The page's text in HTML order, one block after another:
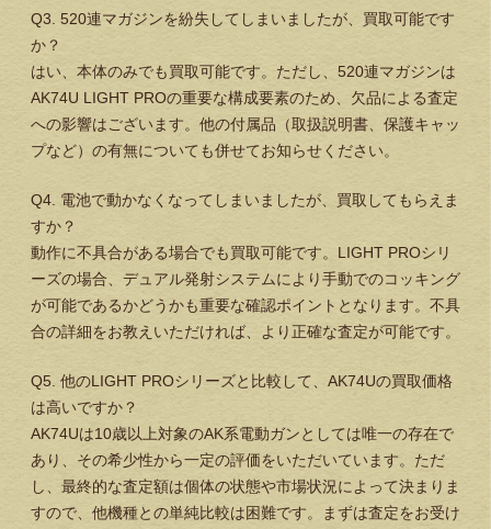
Q3. 520連マガジンを紛失してしまいましたが、買取可能です
か？
はい、本体のみでも買取可能です。ただし、520連マガジンは
AK74U LIGHT PROの重要な構成要素のため、欠品による査定
への影響はございます。他の付属品（取扱説明書、保護キャッ
プなど）の有無についても併せてお知らせください。
Q4. 電池で動かなくなってしまいましたが、買取してもらえま
すか？
動作に不具合がある場合でも買取可能です。LIGHT PROシリ
ーズの場合、デュアル発射システムにより手動でのコッキング
が可能であるかどうかも重要な確認ポイントとなります。不具
合の詳細をお教えいただければ、より正確な査定が可能です。
Q5. 他のLIGHT PROシリーズと比較して、AK74Uの買取価格
は高いですか？
AK74Uは10歳以上対象のAK系電動ガンとしては唯一の存在で
あり、その希少性から一定の評価をいただいています。ただ
し、最終的な査定額は個体の状態や市場状況によって決まりま
すので、他機種との単純比較は困難です。まずは査定をお受け